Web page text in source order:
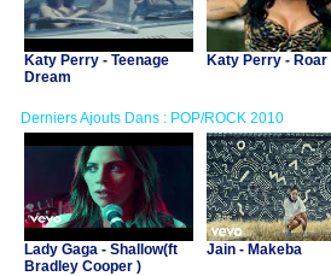
Katy Perry - Teenage
Dream
Katy Perry - Roar
Derniers Ajouts Dans : POP/ROCK 2010
Lady Gaga - Shallow(ft
Bradley Cooper )
Jain - Makeba